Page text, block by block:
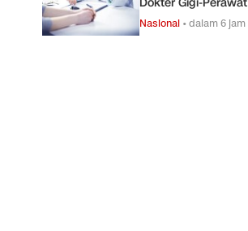
Nasional •dalam 6 jam